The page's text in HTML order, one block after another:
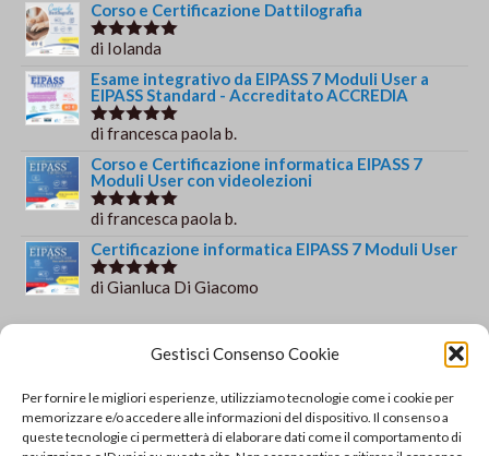
Gestisci Consenso Cookie
Per fornire le migliori esperienze, utilizziamo tecnologie come i cookie per
memorizzare e/o accedere alle informazioni del dispositivo. Il consenso a
queste tecnologie ci permetterà di elaborare dati come il comportamento di
Corso e Certificazione Dattilografia
Valutato5
di Iolanda
Esame integrativo da EIPASS 7 Moduli User a
EIPASS Standard - Accreditato ACCREDIA
Valutato5
di francesca paola b.
Corso e Certificazione informatica EIPASS 7
Moduli User con videolezioni
Valutato5
di francesca paola b.
Certificazione informatica EIPASS 7 Moduli User
Valutato5
di Gianluca Di Giacomo
84013 Cava de' Tirreni
+39 329 952 9244